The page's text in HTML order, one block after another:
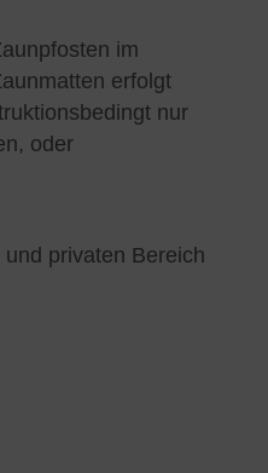
im
erfolgt
nur
oder
privaten Bereich